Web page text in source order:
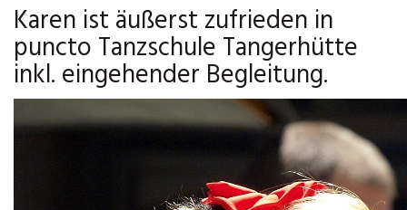
Karen ist äußerst zufrieden in
puncto Tanzschule Tangerhütte
inkl. eingehender Begleitung.